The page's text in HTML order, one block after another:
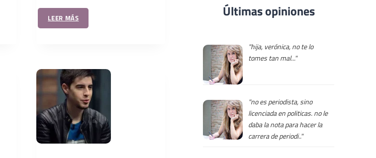
LEER MÁS Últimas opiniones
"hija, verónica, no te lo
tomes tan mal..."
"no es periodista, sino
licenciada en politicas. no le
daba la nota para hacer la
carrera de periodi.."